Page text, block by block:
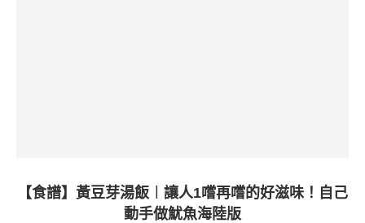
【食譜】黃豆芽湯飯︱讓人1嚐再嚐的好滋味！自己
動手做魷魚海陸版